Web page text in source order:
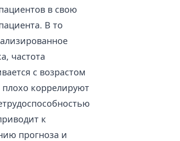
в свою
В то
частота
с возрастом
коррелируют
к
прогноза и